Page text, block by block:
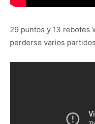
29 puntos y 13 rebotes
perderse varios